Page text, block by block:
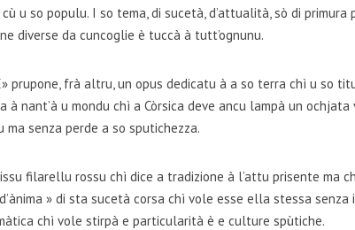
u so populu. I so tema, di sucetà, d’attualità, sò di primura
diverse da cuncoglie è tuccà à tutt’ognunu.
prupone, frà altru, un opus dedicatu à a so terra chì u so
à nant’à u mondu chì a Còrsica deve ancu lampà un
ma senza perde a so sputichezza.
issu filarellu rossu chì dice a tradizione à l’attu prisente ma
» di sta sucetà corsa chì vole esse ella stessa senza
chì vole stirpà e particularità è e culture spùtiche.